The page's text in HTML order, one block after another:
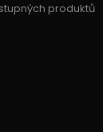
produktů